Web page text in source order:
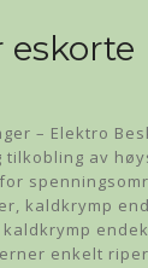
eskorte
– Elektro
av
kaldkrymp
enkelt